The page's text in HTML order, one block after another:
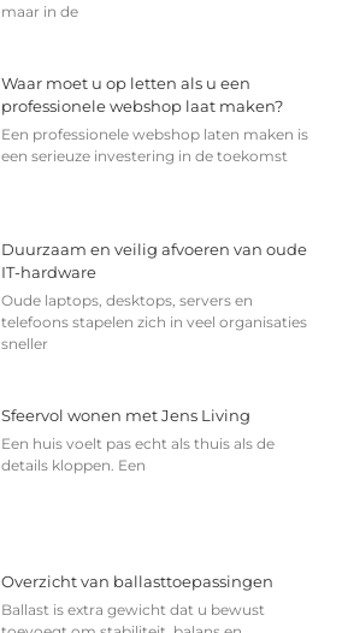
maar in de
Waar moet u op letten als u een
professionele webshop laat maken?
Een professionele webshop laten maken is
een serieuze investering in de toekomst
Duurzaam en veilig afvoeren van oude
IT-hardware
Oude laptops, desktops, servers en
telefoons stapelen zich in veel organisaties
sneller
Sfeervol wonen met Jens Living
Een huis voelt pas echt als thuis als de
details kloppen. Een
Overzicht van ballasttoepassingen
Ballast is extra gewicht dat u bewust